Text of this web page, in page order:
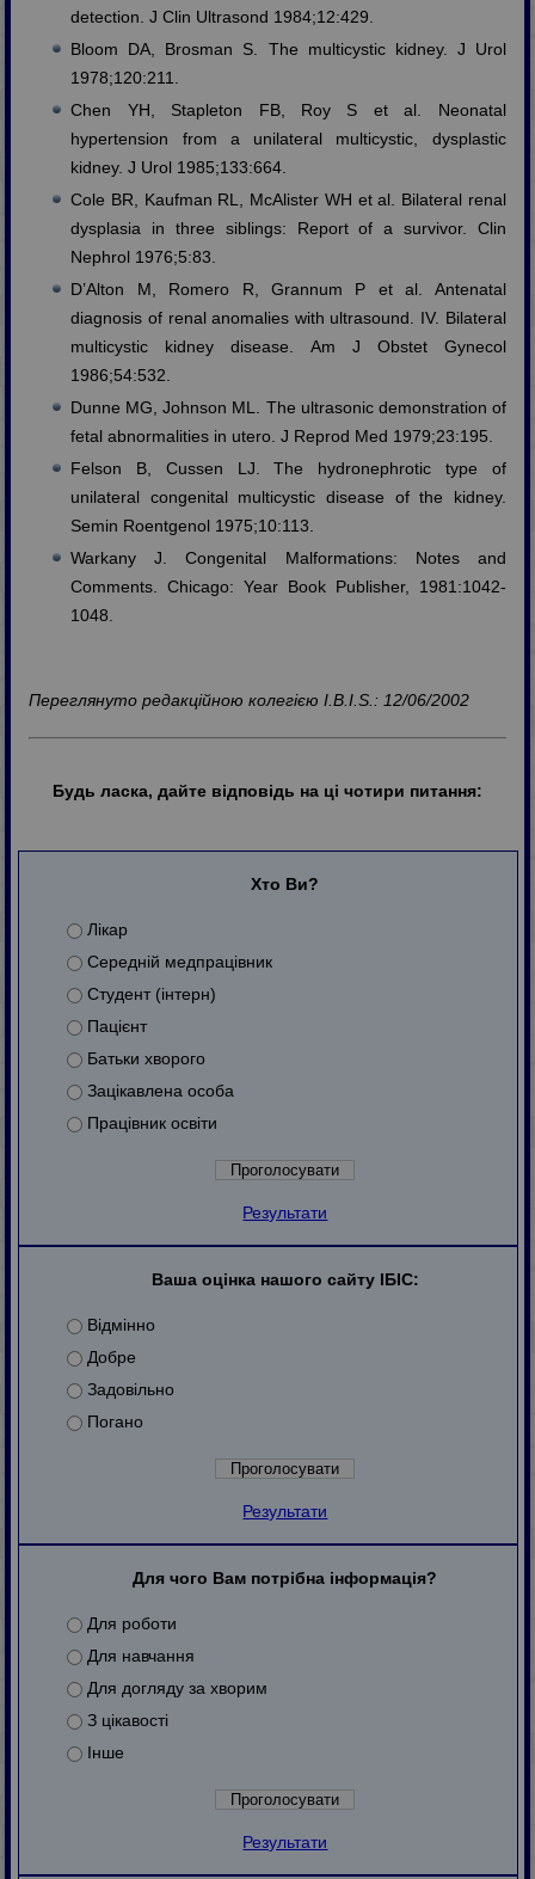
detection. J Clin Ultrasond 1984;12:429.
Bloom DA, Brosman S. The multicystic kidney. J Urol
1978;120:211.
Chen YH, Stapleton FB, Roy S et al. Neonatal
hypertension from a unilateral multicystic, dysplastic
kidney. J Urol 1985;133:664.
Cole BR, Kaufman RL, McAlister WH et al. Bilateral renal
dysplasia in three siblings: Report of a survivor. Clin
Nephrol 1976;5:83.
D’Alton M, Romero R, Grannum P et al. Antenatal
diagnosis of renal anomalies with ultrasound. IV. Bilateral
multicystic kidney disease. Am J Obstet Gynecol
1986;54:532.
Dunne MG, Johnson ML. The ultrasonic demonstration of
fetal abnormalities in utero. J Reprod Med 1979;23:195.
Felson B, Cussen LJ. The hydronephrotic type of
unilateral congenital multicystic disease of the kidney.
Semin Roentgenol 1975;10:113.
Warkany J. Congenital Malformations: Notes and
Comments. Chicago: Year Book Publisher, 1981:1042-
1048.
Переглянуто редакційною колегією I.B.I.S.: 12/06/2002
Будь ласка, дайте відповідь на ці чотири питання:
Хто Ви?
Лікар
Середній медпрацівник
Студент (інтерн)
Пацієнт
Батьки хворого
Зацікавлена особа
Працівник освіти
Результати
Ваша оцінка нашого сайту ІБІС:
Відмінно
Добре
Задовільно
Погано
Результати
Для чого Вам потрібна інформація?
Для роботи
Для навчання
Для догляду за хворим
З цікавості
Інше
Результати